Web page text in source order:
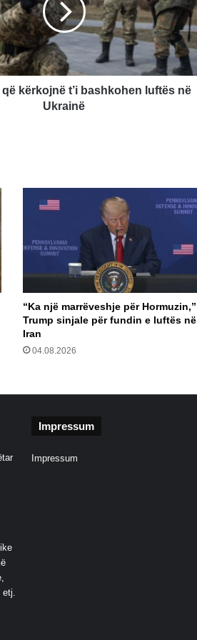
kërkojnë t’i bashkohen luftës në
Ukrainë
“Ka një marrëveshje për Hormuzin,”
Trump sinjale për fundin e luftës në
Iran
04.08.2026
etj.
Impressum
Impressum